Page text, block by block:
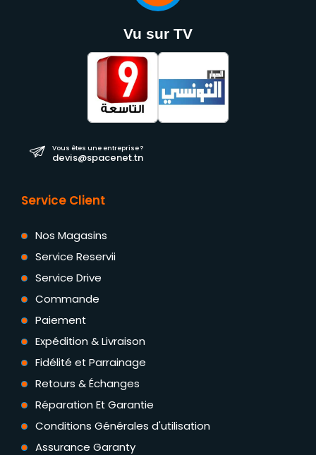
Vu sur TV
Vous êtes une entreprise ?
devis@spacenet.tn
Service Client
Nos Magasins
Service Reservii
Service Drive
Commande
Paiement
Expédition & Livraison
Fidélité et Parrainage
Retours & Échanges
Réparation Et Garantie
Conditions Générales d'utilisation
Assurance Garanty